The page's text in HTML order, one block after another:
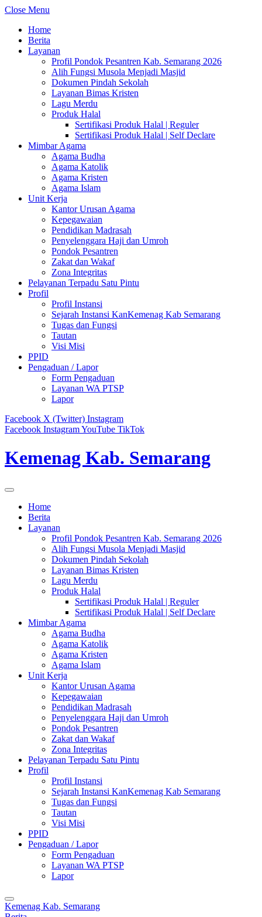
Close Menu
Home
Berita
Layanan
Profil Pondok Pesantren Kab. Semarang 2026
Alih Fungsi Musola Menjadi Masjid
Dokumen Pindah Sekolah
Layanan Bimas Kristen
Lagu Merdu
Produk Halal
Sertifikasi Produk Halal | Reguler
Sertifikasi Produk Halal | Self Declare
Mimbar Agama
Agama Budha
Agama Katolik
Agama Kristen
Agama Islam
Unit Kerja
Kantor Urusan Agama
Kepegawaian
Pendidikan Madrasah
Penyelenggara Haji dan Umroh
Pondok Pesantren
Zakat dan Wakaf
Zona Integritas
Pelayanan Terpadu Satu Pintu
Profil
Profil Instansi
Sejarah Instansi KanKemenag Kab Semarang
Tugas dan Fungsi
Tautan
Visi Misi
PPID
Pengaduan / Lapor
Form Pengaduan
Layanan WA PTSP
Lapor
Facebook X (Twitter) Instagram
Facebook InstagramYouTube TikTok
Kemenag Kab. Semarang
Home
Berita
Layanan
Profil Pondok Pesantren Kab. Semarang 2026
Alih Fungsi Musola Menjadi Masjid
Dokumen Pindah Sekolah
Layanan Bimas Kristen
Lagu Merdu
Produk Halal
Sertifikasi Produk Halal | Reguler
Sertifikasi Produk Halal | Self Declare
Mimbar Agama
Agama Budha
Agama Katolik
Agama Kristen
Agama Islam
Unit Kerja
Kantor Urusan Agama
Kepegawaian
Pendidikan Madrasah
Penyelenggara Haji dan Umroh
Pondok Pesantren
Zakat dan Wakaf
Zona Integritas
Pelayanan Terpadu Satu Pintu
Profil
Profil Instansi
Sejarah Instansi KanKemenag Kab Semarang
Tugas dan Fungsi
Tautan
Visi Misi
PPID
Pengaduan / Lapor
Form Pengaduan
Layanan WA PTSP
Lapor
Kemenag Kab. Semarang